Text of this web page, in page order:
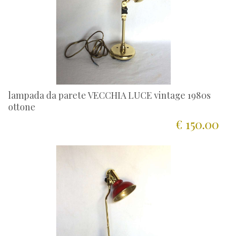
lampada da parete VECCHIA LUCE vintage 1980s
ottone
€ 150.00